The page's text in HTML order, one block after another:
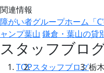
関連情報
障がい者グループホーム「
ャンプ葉山 鎌倉・葉山の貸
スタッフブロ
TOPスタッフブログ栃